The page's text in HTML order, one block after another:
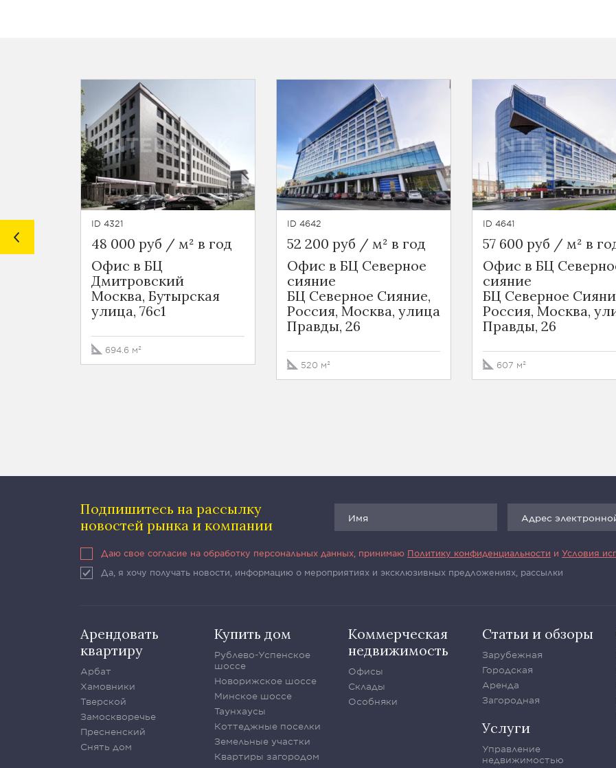
ID 4321
48 000 руб / м² в год
Офис в БЦ
Дмитровский
Москва, Бутырская
улица, 76с1
694.6 м²
ID 4642
52 200 руб / м² в год
Офис в БЦ Северное
сияние
БЦ Северное Сияние,
Россия, Москва, улица
Правды, 26
520 м²
ID 4641
57 600 руб / м² в
Офис в БЦ
сияние
БЦ Северное
Россия, Москва,
Правды, 26
607 м²
Подпишитесь на рассылку
новостей рынка и компании
Даю свое согласие на обработку персональных данных, принимаю Политику конфиденциальности и Условия
Да, я хочу получать новости, информацию о мероприятиях и эксклюзивных предложениях, рассылки
Арендовать
квартиру
Арбат
Хамовники
Тверской
Замоскворечье
Пресненский
Снять дом
Купить дом
Рублево-Успенское
шоссе
Новорижское шоссе
Минское шоссе
Таунхаусы
Коттеджные поселки
Земельные участки
Квартиры загородом
Коммерческая
недвижимость
Офисы
Склады
Особняки
Статьи и обзоры
Зарубежная
Городская
Аренда
Загородная
Услуги
Управление
недвижимостью